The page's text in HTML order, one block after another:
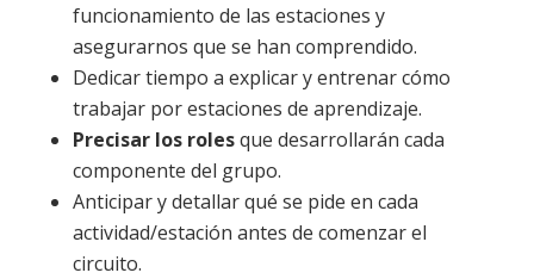
funcionamiento de las estaciones y
asegurarnos que se han comprendido.
Dedicar tiempo a explicar y entrenar cómo
trabajar por estaciones de aprendizaje.
Precisar los rolesque desarrollarán cada
componente del grupo.
Anticipar y detallar qué se pide en cada
actividad/estación antes de comenzar el
circuito.